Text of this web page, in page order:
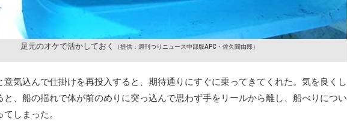
足元のオケで活かしておく （提供：週刊つりニュース中部版APC・佐久間由郎）
意気込んで仕掛けを再投入すると、期待通りにすぐに乗ってきてくれた。気を良くし
と、船の揺れで体が前のめりに突っ込んで思わず手をリールから離し、船べりについ
しまった。